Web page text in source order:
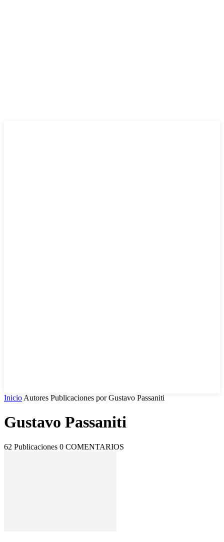
Inicio Autores Publicaciones por Gustavo Passaniti
Gustavo Passaniti
62 Publicaciones 0 COMENTARIOS